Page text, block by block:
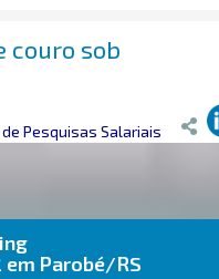
couro sob
Pesquisas Salariais
Parobé/RS